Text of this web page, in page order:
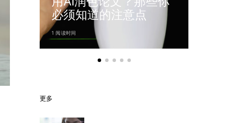
必须知道的注意点
1 阅读时间
更多